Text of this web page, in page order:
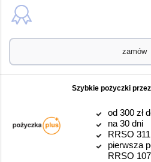
zamów
Szybkie pożyczki
od 300 zł
na 30 dni
RRSO
pierwsza
RRSO